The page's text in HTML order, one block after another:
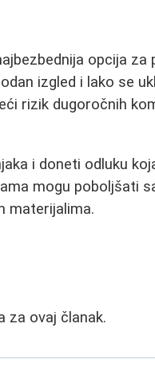
opcija za
izgled i lako se
rizik dugoročnih
i doneti odluku
mogu poboljšati
materijalima.
za ovaj članak.